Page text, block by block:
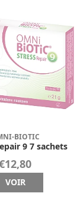
BIOTIC
9 7 sachets
VOIR